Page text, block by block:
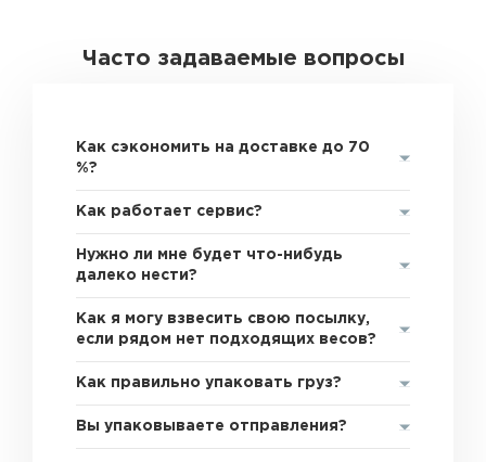
Часто задаваемые вопросы
Как сэкономить на доставке до 70
%?
Как работает сервис?
Нужно ли мне будет что-нибудь
далеко нести?
Как я могу взвесить свою посылку,
если рядом нет подходящих весов?
Как правильно упаковать груз?
Вы упаковываете отправления?